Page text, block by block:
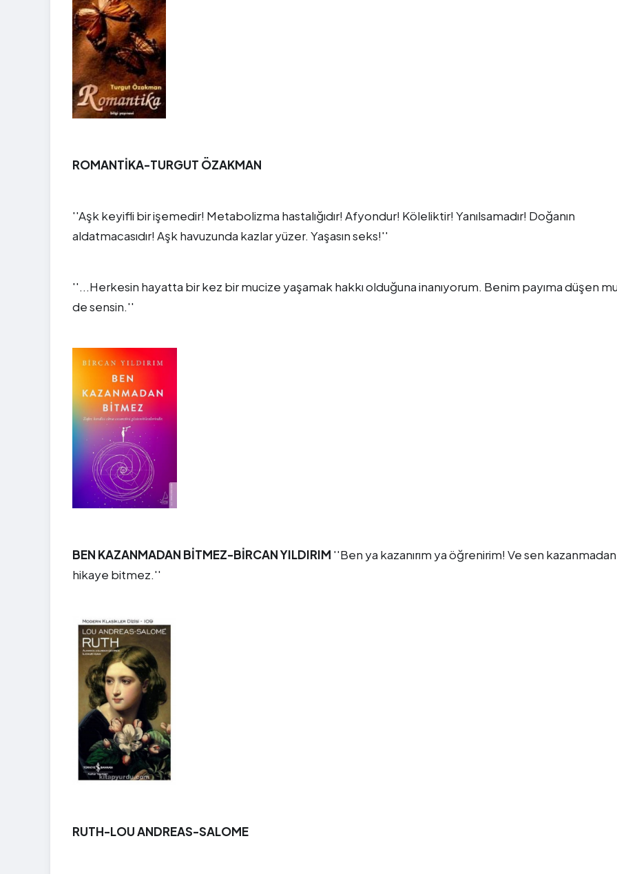
ROMANTİKA-TURGUT ÖZAKMAN
''Aşk keyifli bir işemedir! Metabolizma hastalığıdır! Afyondur! Köleliktir! Yanılsamadır! Doğanın
aldatmacasıdır! Aşk havuzunda kazlar yüzer. Yaşasın seks!''
''...Herkesin hayatta bir kez bir mucize yaşamak hakkı olduğuna inanıyorum. Benim payıma düşen
de sensin.''
BEN KAZANMADAN BİTMEZ-BİRCAN YILDIRIM ''Ben ya kazanırım ya öğrenirim! Ve sen
hikaye bitmez.''
RUTH-LOU ANDREAS-SALOME